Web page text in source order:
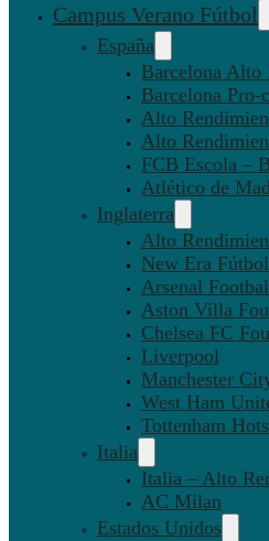
Campus Verano Fútbol
España
Barcelona Alto
Barcelona Pro-
Alto
Alto
FCB Escola –
Atlético de
Inglaterra
Alto
New Era
Arsenal
Aston Villa
Chelsea FC
Liverpool
Manchester
West Ham
Tottenham
Italia
Italia – Alto
AC Milan
Estados Unidos